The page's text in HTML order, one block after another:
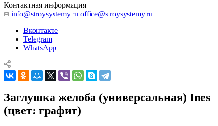
Контактная информация
info@stroysystemy.ru office@stroysystemy.ru
Вконтакте
Telegram
WhatsApp
Заглушка желоба (универсальная) Ines
(цвет: графит)